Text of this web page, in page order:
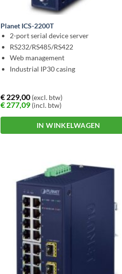
Planet ICS-2200T
2-port serial device server
RS232/RS485/RS422
Web management
Industrial IP30 casing
€ 229,00 (excl. btw)
€ 277,09 (incl. btw)
IN WINKELWAGEN